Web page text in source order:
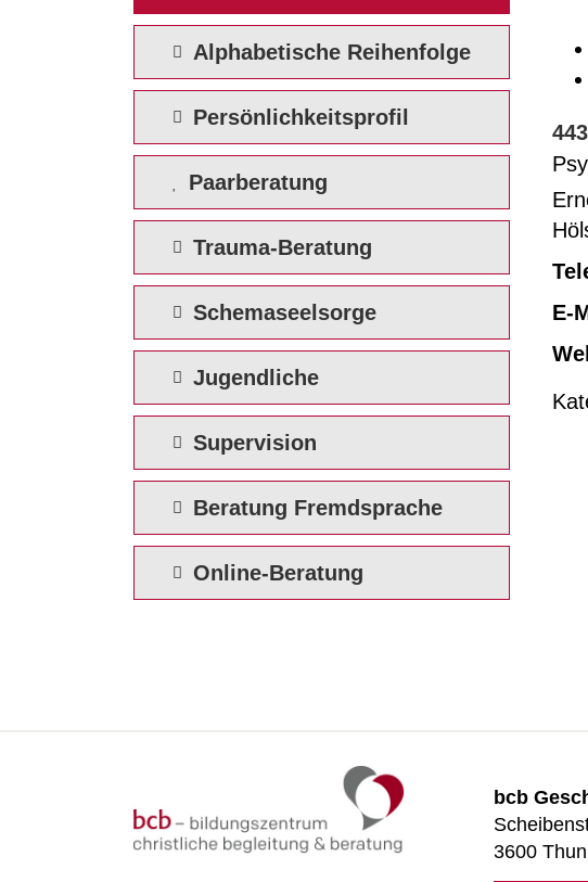
Alphabetische Reihenfolge
Persönlichkeitsprofil
Paarberatung
Trauma-Beratung
Schemaseelsorge
Jugendliche
Supervision
Beratung Fremdsprache
Online-Beratung
E-
bcb
3600 Thun